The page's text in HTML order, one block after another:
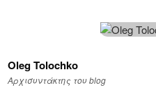
Oleg Tolochko
Αρχισυντάκτης του blog